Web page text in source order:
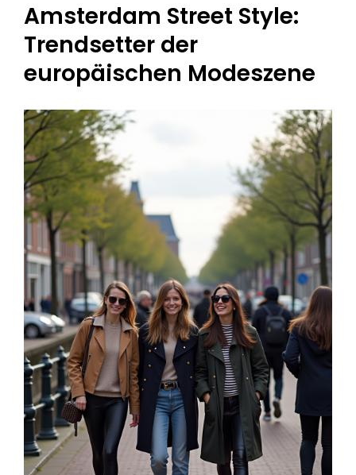
Amsterdam Street Style:
Trendsetter der
europäischen Modeszene